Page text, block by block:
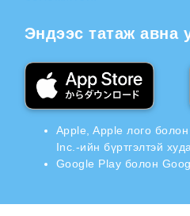
Эндээс татаж авна
Apple, Apple лого
Inc.-ийн бүртгэлтэй
Google Play болон